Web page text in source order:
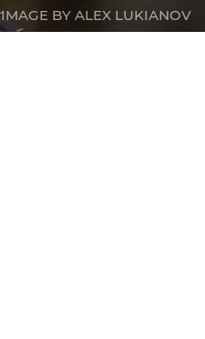
IMAGE BY ALEX LUKIANOV